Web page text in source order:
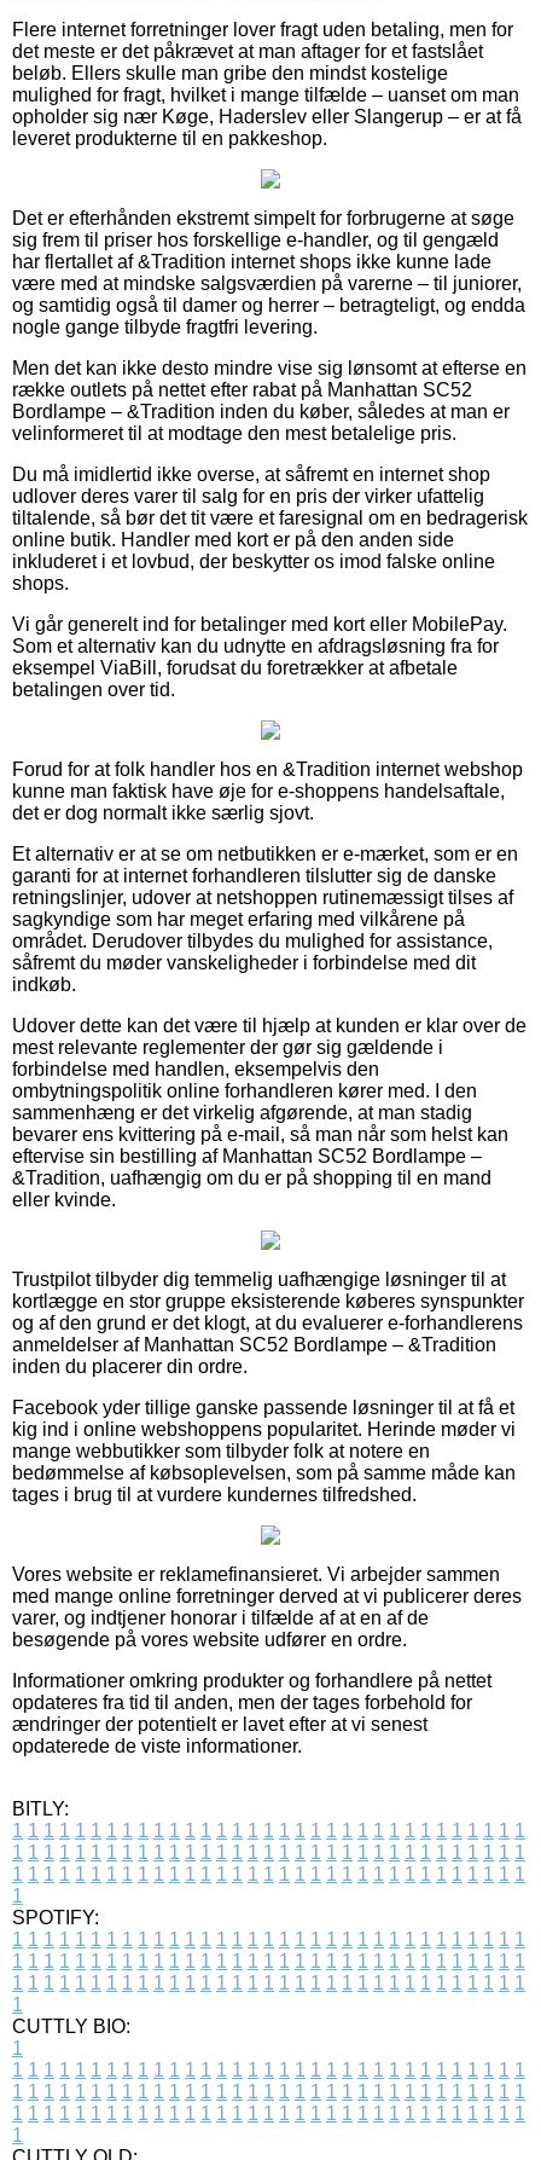
Flere internet forretninger lover fragt uden betaling, men for
det meste er det påkrævet at man aftager for et fastslået
beløb. Ellers skulle man gribe den mindst kostelige
mulighed for fragt, hvilket i mange tilfælde – uanset om man
opholder sig nær Køge, Haderslev eller Slangerup – er at få
leveret produkterne til en pakkeshop.
Det er efterhånden ekstremt simpelt for forbrugerne at søge
sig frem til priser hos forskellige e-handler, og til gengæld
har flertallet af &Tradition internet shops ikke kunne lade
være med at mindske salgsværdien på varerne – til juniorer,
og samtidig også til damer og herrer – betragteligt, og endda
nogle gange tilbyde fragtfri levering.
Men det kan ikke desto mindre vise sig lønsomt at efterse en
række outlets på nettet efter rabat på Manhattan SC52
Bordlampe – &Tradition inden du køber, således at man er
velinformeret til at modtage den mest betalelige pris.
Du må imidlertid ikke overse, at såfremt en internet shop
udlover deres varer til salg for en pris der virker ufattelig
tiltalende, så bør det tit være et faresignal om en bedragerisk
online butik. Handler med kort er på den anden side
inkluderet i et lovbud, der beskytter os imod falske online
shops.
Vi går generelt ind for betalinger med kort eller MobilePay.
Som et alternativ kan du udnytte en afdragsløsning fra for
eksempel ViaBill, forudsat du foretrækker at afbetale
betalingen over tid.
Forud for at folk handler hos en &Tradition internet webshop
kunne man faktisk have øje for e-shoppens handelsaftale,
det er dog normalt ikke særlig sjovt.
Et alternativ er at se om netbutikken er e-mærket, som er en
garanti for at internet forhandleren tilslutter sig de danske
retningslinjer, udover at netshoppen rutinemæssigt tilses af
sagkyndige som har meget erfaring med vilkårene på
området. Derudover tilbydes du mulighed for assistance,
såfremt du møder vanskeligheder i forbindelse med dit
indkøb.
Udover dette kan det være til hjælp at kunden er klar over de
mest relevante reglementer der gør sig gældende i
forbindelse med handlen, eksempelvis den
ombytningspolitik online forhandleren kører med. I den
sammenhæng er det virkelig afgørende, at man stadig
bevarer ens kvittering på e-mail, så man når som helst kan
eftervise sin bestilling af Manhattan SC52 Bordlampe –
&Tradition, uafhængig om du er på shopping til en mand
eller kvinde.
Trustpilot tilbyder dig temmelig uafhængige løsninger til at
kortlægge en stor gruppe eksisterende køberes synspunkter
og af den grund er det klogt, at du evaluerer e-forhandlerens
anmeldelser af Manhattan SC52 Bordlampe – &Tradition
inden du placerer din ordre.
Facebook yder tillige ganske passende løsninger til at få et
kig ind i online webshoppens popularitet. Herinde møder vi
mange webbutikker som tilbyder folk at notere en
bedømmelse af købsoplevelsen, som på samme måde kan
tages i brug til at vurdere kundernes tilfredshed.
Vores website er reklamefinansieret. Vi arbejder sammen
med mange online forretninger derved at vi publicerer deres
varer, og indtjener honorar i tilfælde af at en af de
besøgende på vores website udfører en ordre.
Informationer omkring produkter og forhandlere på nettet
opdateres fra tid til anden, men der tages forbehold for
ændringer der potentielt er lavet efter at vi senest
opdaterede de viste informationer.
BITLY:
1 1 1 1 1 1 1 1 1 1 1 1 1 1 1 1 1 1 1 1 1 1 1 1 1 1 1 1 1 1 1 1 1
1 1 1 1 1 1 1 1 1 1 1 1 1 1 1 1 1 1 1 1 1 1 1 1 1 1 1 1 1 1 1 1 1
1 1 1 1 1 1 1 1 1 1 1 1 1 1 1 1 1 1 1 1 1 1 1 1 1 1 1 1 1 1 1 1 1
1
SPOTIFY:
1 1 1 1 1 1 1 1 1 1 1 1 1 1 1 1 1 1 1 1 1 1 1 1 1 1 1 1 1 1 1 1 1
1 1 1 1 1 1 1 1 1 1 1 1 1 1 1 1 1 1 1 1 1 1 1 1 1 1 1 1 1 1 1 1 1
1 1 1 1 1 1 1 1 1 1 1 1 1 1 1 1 1 1 1 1 1 1 1 1 1 1 1 1 1 1 1 1 1
1
CUTTLY BIO:
1
1 1 1 1 1 1 1 1 1 1 1 1 1 1 1 1 1 1 1 1 1 1 1 1 1 1 1 1 1 1 1 1 1
1 1 1 1 1 1 1 1 1 1 1 1 1 1 1 1 1 1 1 1 1 1 1 1 1 1 1 1 1 1 1 1 1
1 1 1 1 1 1 1 1 1 1 1 1 1 1 1 1 1 1 1 1 1 1 1 1 1 1 1 1 1 1 1 1 1
1